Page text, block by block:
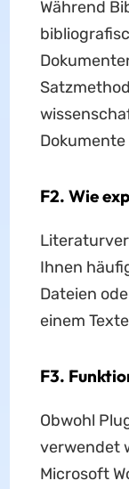
Während
F2. Wie
Ihnen
Dateien
einem
F3.
Obwohl
verwendet
Microsoft